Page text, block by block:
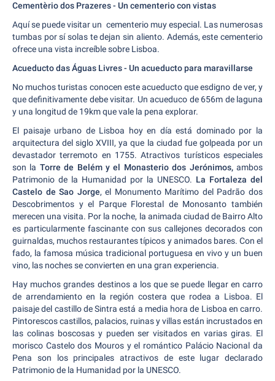
Cementèrio dos Prazeres - Un cementerio con vistas
Aquí se puede visitar un cementerio muy especial. Las numerosas
tumbas por sí solas te dejan sin aliento. Además, este cementerio
ofrece una vista increíble sobre Lisboa.
Acueducto das Águas Livres - Un acueducto para maravillarse
No muchos turistas conocen este acueducto que esdigno de ver, y
que definitivamente debe visitar. Un acueduco de 656m de laguna
y una longitud de 19km que vale la pena explorar.
El paisaje urbano de Lisboa hoy en día está dominado por la
arquitectura del siglo XVIII, ya que la ciudad fue golpeada por un
devastador terremoto en 1755. Atractivos turísticos especiales
son la Torre de Belém y el Monasterio dos Jerónimos,ambos
Patrimonio de la Humanidad por la UNESCO. La Fortaleza del
Castelo de Sao Jorge, el Monumento Marítimo del Padrão dos
Descobrimentos y el Parque Florestal de Monosanto también
merecen una visita. Por la noche, la animada ciudad de Bairro Alto
es particularmente fascinante con sus callejones decorados con
guirnaldas, muchos restaurantes típicos y animados bares. Con el
fado, la famosa música tradicional portuguesa en vivo y un buen
vino, las noches se convierten en una gran experiencia.
Hay muchos grandes destinos a los que se puede llegar en carro
de arrendamiento en la región costera que rodea a Lisboa. El
paisaje del castillo de Sintra está a media hora de Lisboa en carro.
Pintorescos castillos, palacios, ruinas y villas están incrustados en
las colinas boscosas y pueden ser visitados en varias giras. El
morisco Castelo dos Mouros y el romántico Palácio Nacional da
Pena son los principales atractivos de este lugar declarado
Patrimonio de la Humanidad por la UNESCO.